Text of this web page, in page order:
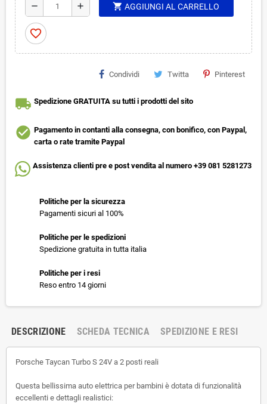
remove add shopping_cart AGGIUNGI AL CARRELLO
favorite_border
Condividi Twitta Pinterest
local_shipping Spedizione GRATUITA su tutti i prodotti del sito
check_circle Pagamento in contanti alla consegna, con bonifico, con Paypal,
carta o rate tramite Paypal
Assistenza clienti pre e post vendita al numero +39 081 5281273
Politiche per la sicurezza
Pagamenti sicuri al 100%
Politiche per le spedizioni
Spedizione gratuita in tutta italia
Politiche per i resi
Reso entro 14 giorni
DESCRIZIONE SCHEDA TECNICA SPEDIZIONE E RESI
Porsche Taycan Turbo S 24V a 2 posti reali
Questa bellissima auto elettrica per bambini è dotata di funzionalità
eccellenti e dettagli realistici: